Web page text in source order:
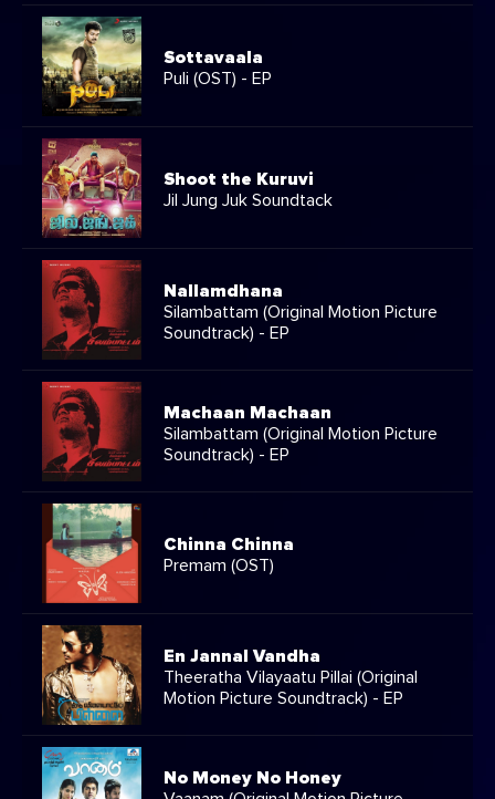
Sottavaala
Puli (OST) - EP
Shoot the Kuruvi
Jil Jung Juk Soundtack
Nallamdhana
Silambattam (Original Motion Picture
Soundtrack) - EP
Machaan Machaan
Silambattam (Original Motion Picture
Soundtrack) - EP
Chinna Chinna
Premam (OST)
En Jannal Vandha
Theeratha Vilayaatu Pillai (Original
Motion Picture Soundtrack) - EP
No Money No Honey